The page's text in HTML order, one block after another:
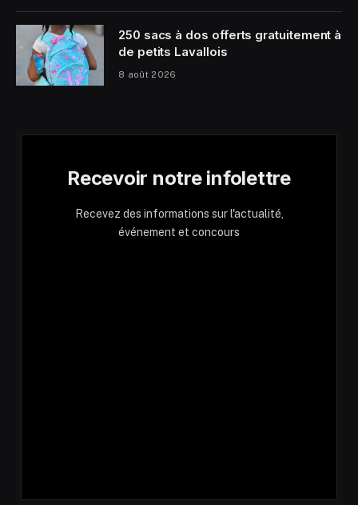
250 sacs à dos offerts gratuitement à
de petits Lavallois
8 août 2026
Recevoir notre infolettre
Recevez des informations sur l'actualité,
événement et concours